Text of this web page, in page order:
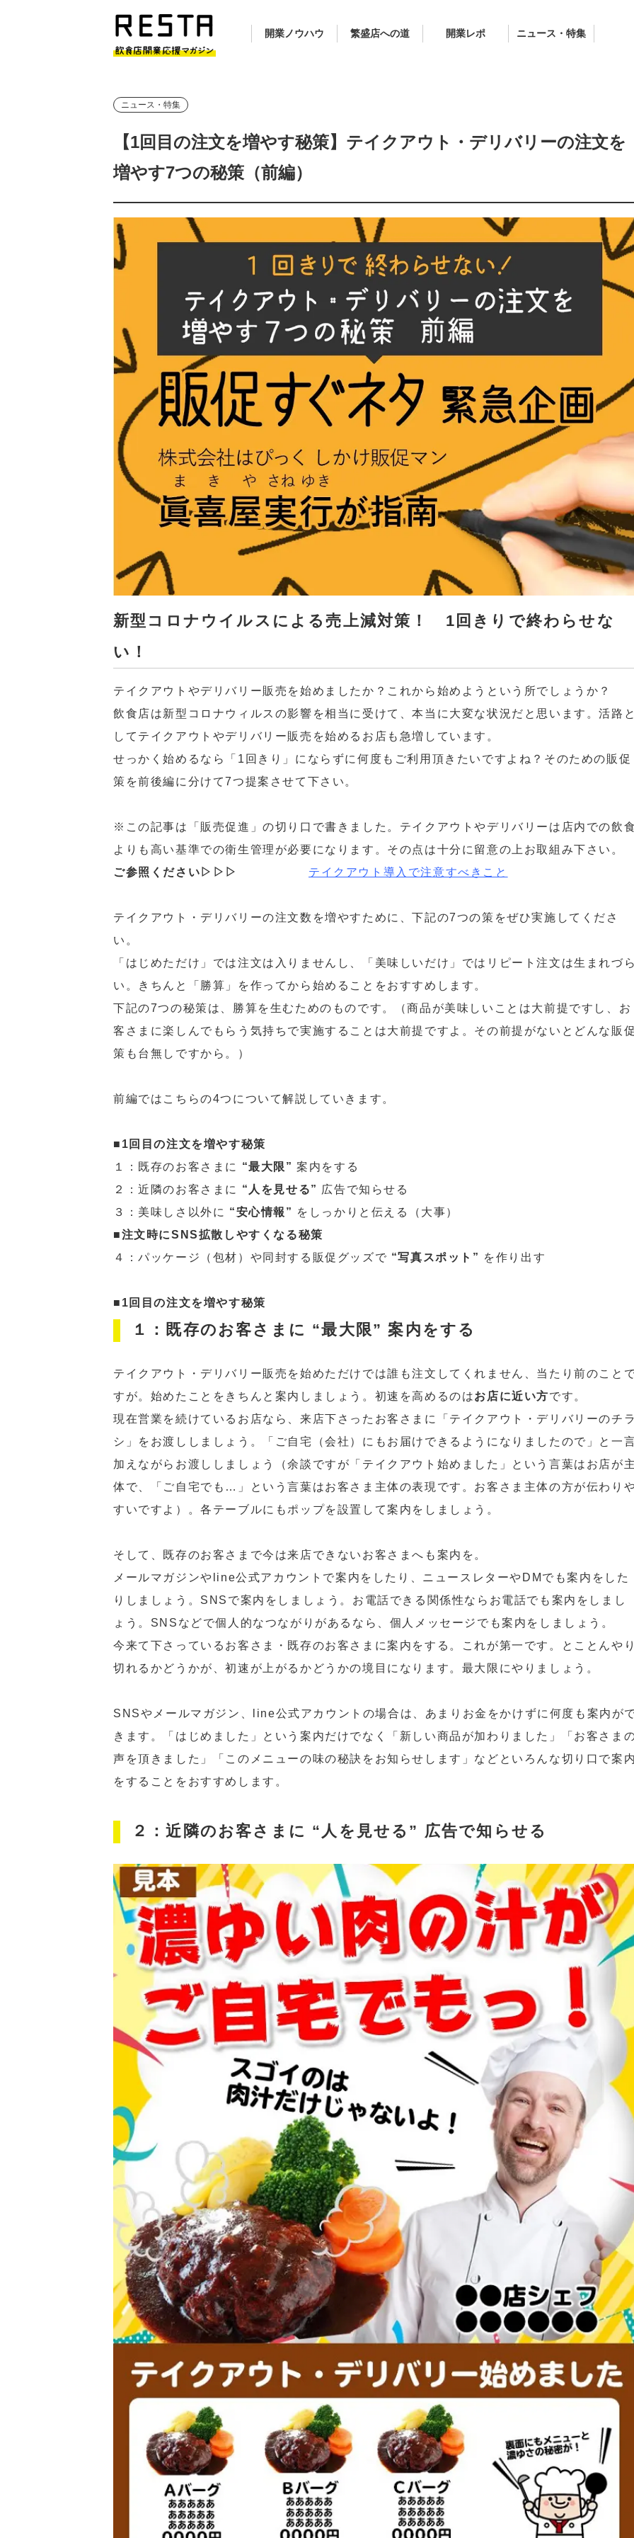
開業ノウハウ 繁盛店への道 開業レポ ニュース・特集
ニュース・特集
【1回目の注文を増やす秘策】テイクアウト・デリバリーの注文を
増やす7つの秘策（前編）
新型コロナウイルスによる売上減対策！ 1回きりで終わらせな
い！
テイクアウトやデリバリー販売を始めましたか？これから始めようという所でしょうか？
飲食店は新型コロナウィルスの影響を相当に受けて、本当に大変な状況だと思います。活路と
してテイクアウトやデリバリー販売を始めるお店も急増しています。
せっかく始めるなら「1回きり」にならずに何度もご利用頂きたいですよね？そのための販促
策を前後編に分けて7つ提案させて下さい。
※この記事は「販売促進」の切り口で書きました。テイクアウトやデリバリーは店内での飲食
よりも高い基準での衛生管理が必要になります。その点は十分に留意の上お取組み下さい。
ご参照ください▷▷▷
テイクアウト導入で注意すべきこと
テイクアウト・デリバリーの注文数を増やすために、下記の7つの策をぜひ実施してくださ
い。
「はじめただけ」では注文は入りませんし、「美味しいだけ」ではリピート注文は生まれづら
い。きちんと「勝算」を作ってから始めることをおすすめします。
下記の7つの秘策は、勝算を生むためのものです。（商品が美味しいことは大前提ですし、お
客さまに楽しんでもらう気持ちで実施することは大前提ですよ。その前提がないとどんな販促
策も台無しですから。）
前編ではこちらの4つについて解説していきます。
■1回目の注文を増やす秘策
１：既存のお客さまに
“最大限”案内をする
２：近隣のお客さまに
“人を見せる” 広告で知らせる
３：美味しさ以外に “安心情報” をしっかりと伝える（大事）
■注文時にSNS拡散しやすくなる秘策
４：パッケージ（包材）や同封する販促グッズで “写真スポット” を作り出す
■1回目の注文を増やす秘策
１：既存のお客さまに “最大限” 案内をする
テイクアウト・デリバリー販売を始めただけでは誰も注文してくれません、当たり前のこと
すが。始めたことをきちんと案内しましょう。初速を高めるのはお店に近い方です。
現在営業を続けているお店なら、来店下さったお客さまに「テイクアウト・デリバリーのチラ
シ」をお渡ししましょう。「ご自宅（会社）にもお届けできるようになりましたので」と一
加えながらお渡ししましょう（余談ですが「テイクアウト始めました」という言葉はお店が主
体で、「ご自宅でも…」という言葉はお客さま主体の表現です。お客さま主体の方が伝わり
すいですよ）。各テーブルにもポップを設置して案内をしましょう。
そして、既存のお客さまで今は来店できないお客さまへも案内を。
メールマガジンやline公式アカウントで案内をしたり、ニュースレターやDMでも案内をした
りしましょう。SNSで案内をしましょう。お電話できる関係性ならお電話でも案内をしまし
ょう。SNSなどで個人的なつながりがあるなら、個人メッセージでも案内をしましょう。
今来て下さっているお客さま・既存のお客さまに案内をする。これが第一です。とことんやり
切れるかどうかが、初速が上がるかどうかの境目になります。最大限にやりましょう。
SNSやメールマガジン、line公式アカウントの場合は、あまりお金をかけずに何度も案内が
きます。「はじめました」という案内だけでなく「新しい商品が加わりました」「お客さま
声を頂きました」「このメニューの味の秘訣をお知らせします」などといろんな切り口で案内
をすることをおすすめします。
２：近隣のお客さまに “人を見せる” 広告で知らせる